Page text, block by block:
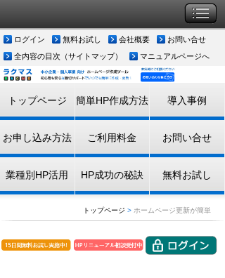
ログイン 無料お試し 会社概要
お問い合せ
全内容の目次（サイトマップ）
マニュアルページへ
トップページ 簡単HP作成方法 導入事例
お申し込み方法 ご利用料金 お問い合せ
業種別HP活用 HP成功の秘訣 無料お試し
トップページ > ホームページ更新が簡単